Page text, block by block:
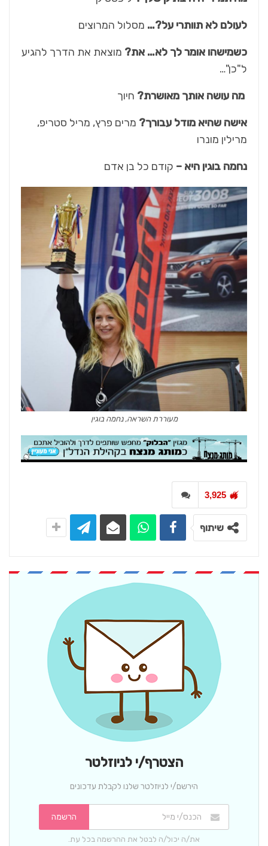
לעולם לא תוותרי על?… מסלול המרוצים
כשמישהו אומר לך לא… את? מוצאת את הדרך להגיע
ל"כן"…
מה עושה אותך מאושרת? חיוך
אישה שהיא מודל עבורך? מרים פרץ, מריל סטריפ,
מרילין מונרו
נחמה בוגין היא – קודם כל בן אדם
מעוררת השראה, נחמה בוגין
3,925
שיתוף
הצטרף/י לניוזלטר
הירשם/י לניוזלטר שלנו לקבלת עדכונים
הרשמה
את/ה יכול/ה לבטל את ההרשמה בכל עת.